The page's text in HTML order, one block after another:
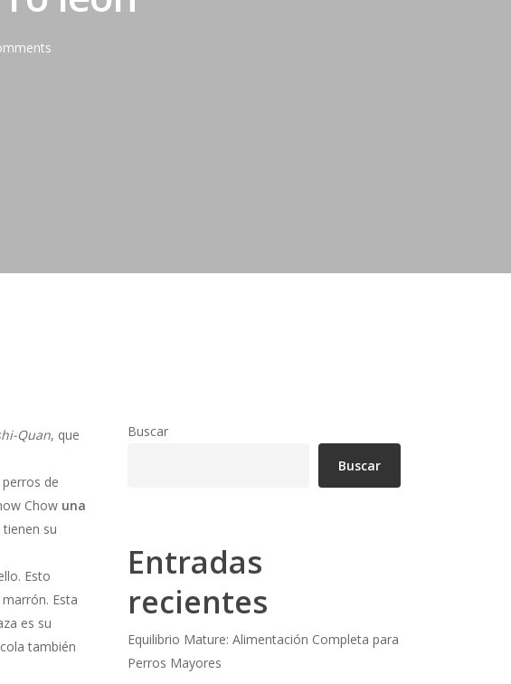
Quan, que
de
Chow una
su
Esto
Esta
es su
también
Buscar
Buscar
Entradas
recientes
Equilibrio Mature: Alimentación Completa para
Perros Mayores